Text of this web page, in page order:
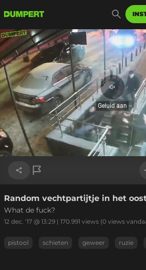
Geluid
aan
Geluid aan
Geladen:
52.29%
Link kopiëren
Random vechtpartijtje in het
What de fuck?
12 dec. '17 @ 13:29 | 170.991 views (0 views
pistool schieten geweer ruzie